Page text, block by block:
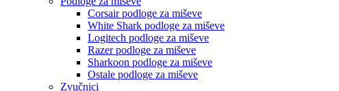
Corsair podloge za miševe
White Shark podloge za miševe
Logitech podloge za miševe
Razer podloge za miševe
Sharkoon podloge za miševe
Ostale podloge za miševe
Zvučnici